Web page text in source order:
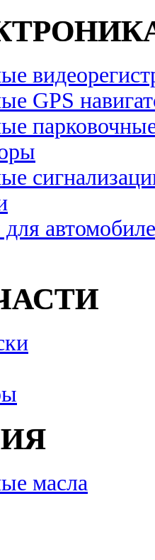
GPS
масла